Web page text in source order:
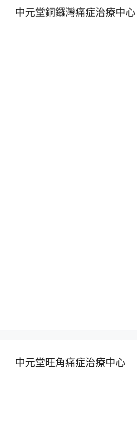
中元堂銅鑼灣痛症治療中心
中元堂旺角痛症治療中心